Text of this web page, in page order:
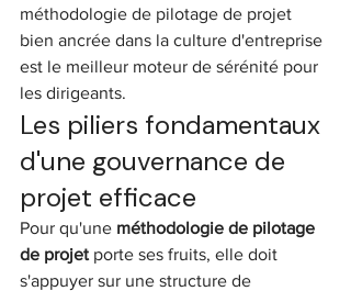
méthodologie de pilotage de projet
bien ancrée dans la culture d'entreprise
est le meilleur moteur de sérénité pour
les dirigeants.
Les piliers fondamentaux
d'une gouvernance de
projet efficace
Pour qu'une méthodologie de pilotage
de projet porte ses fruits, elle doit
s'appuyer sur une structure de